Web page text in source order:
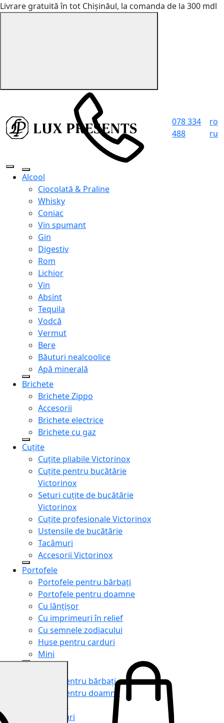
Livrare gratuită în tot Chișinăul, la comanda de la 300 mdl
078 334
488
ro
ru
Alcool
Ciocolată & Praline
Whisky
Coniac
Vin spumant
Gin
Digestiv
Rom
Lichior
Vin
Absint
Tequila
Vodcă
Vermut
Bere
Băuturi nealcoolice
Apă minerală
Brichete
Brichete Zippo
Accesorii
Brichete electrice
Brichete cu gaz
Cuțite
Cuțite pliabile Victorinox
Cuțite pentru bucătărie
Victorinox
Seturi cuțite de bucătărie
Victorinox
Cuțite profesionale Victorinox
Ustensile de bucătărie
Tacâmuri
Accesorii Victorinox
Portofele
Portofele pentru bărbați
Portofele pentru doamne
Cu lănțișor
Cu imprimeuri în relief
Cu semnele zodiacului
Huse pentru carduri
Mini
Genți pentru bărbați
Genți pentru doamne
Serviete
Rucsacuri